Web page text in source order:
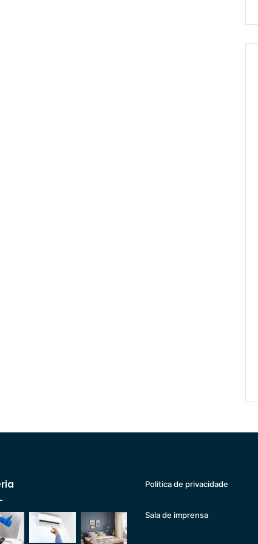
Politica de privacidade
Sala de imprensa